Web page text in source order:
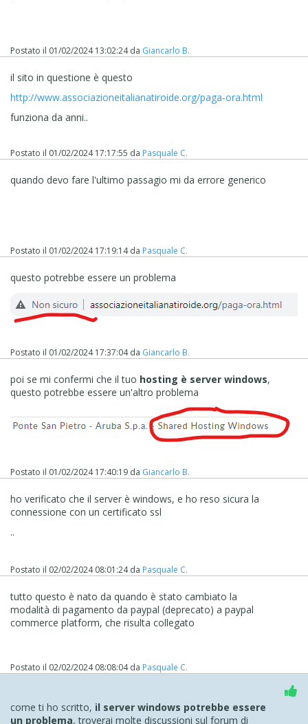
Postato il 01/02/2024 13:02:24da Giancarlo B.
il sito in questione è questo
http://www.associazioneitalianatiroide.org/paga-ora.html
funziona da anni..
Postato il 01/02/2024 17:17:55 da Pasquale C.
quando devo fare l'ultimo passagio mi da errore generico
Postato il 01/02/2024 17:19:14da Pasquale C.
questo potrebbe essere un problema
Postato il 01/02/2024 17:37:04da Giancarlo B.
poi se mi confermi che il tuo hosting è server windows,
questo potrebbe essere un'altro problema
Postato il 01/02/2024 17:40:19 da Giancarlo B.
ho verificato che il server è windows, e ho reso sicura la
connessione con un certificato ssl
..
Postato il 02/02/2024 08:01:24da Pasquale C.
tutto questo è nato da quando è stato cambiato la
modalità di pagamento da paypal (deprecato) a paypal
commerce platform, che risulta collegato
Postato il 02/02/2024 08:08:04da Pasquale C.
come ti ho scritto, il server windows potrebbe essere
un problema, troverai molte discussioni sul forum di